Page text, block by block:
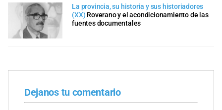
La provincia, su historia y sus historiadores
(XX) Roverano y el acondicionamiento de las
fuentes documentales
Dejanos tu comentario